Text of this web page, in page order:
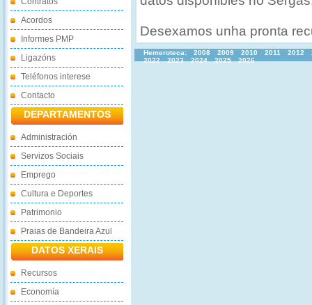
Acordos
Informes PMP
Ligazóns
Teléfonos interese
Contacto
DEPARTAMENTOS
Administración
Servizos Sociais
Emprego
Cultura e Deportes
Patrimonio
Praias de Bandeira Azul
DATOS XERAIS
Recursos
Economía
Desexamos unha pronta
Hemeroteca: 2008 2009 2010 2011 2012
2022
2023 2024 2025 2026